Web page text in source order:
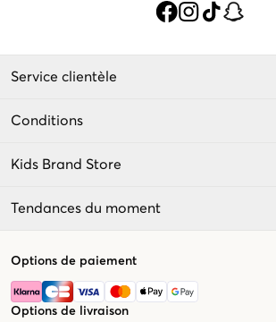
Service clientèle
Conditions
Kids Brand Store
Tendances du moment
Options de paiement
Options de livraison